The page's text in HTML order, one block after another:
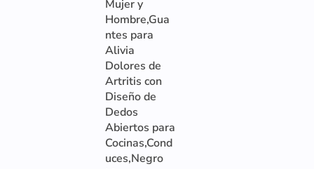
Mujer y
Hombre,Gua
ntes para
Alivia
Dolores de
Artritis con
Diseño de
Dedos
Abiertos para
Cocinas,Cond
uces,Negro